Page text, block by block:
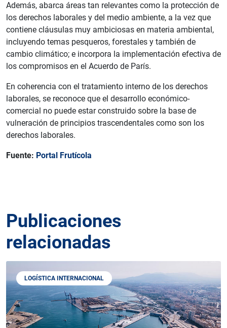
Además, abarca áreas tan relevantes como la protección de
los derechos laborales y del medio ambiente, a la vez que
contiene cláusulas muy ambiciosas en materia ambiental,
incluyendo temas pesqueros, forestales y también de
cambio climático; e incorpora la implementación efectiva de
los compromisos en el Acuerdo de París.
En coherencia con el tratamiento interno de los derechos
laborales, se reconoce que el desarrollo económico-
comercial no puede estar construido sobre la base de
vulneración de principios trascendentales como son los
derechos laborales.
Fuente: Portal Frutícola
Publicaciones
relacionadas
LOGÍSTICA INTERNACIONAL